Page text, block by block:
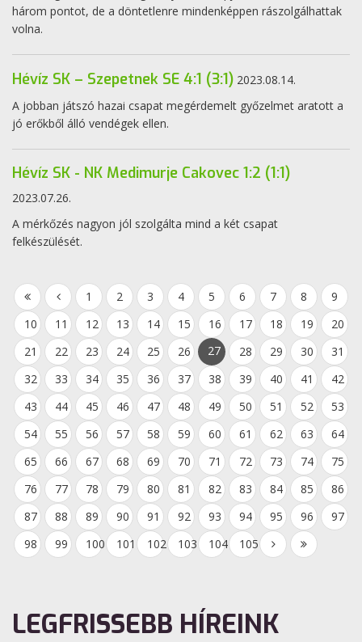
három pontot, de a döntetlenre mindenképpen rászolgálhattak
volna.
Hévíz SK – Szepetnek SE 4:1 (3:1) 2023.08.14.
A jobban játszó hazai csapat megérdemelt győzelmet aratott a
jó erőkből álló vendégek ellen.
Hévíz SK - NK Medimurje Cakovec 1:2 (1:1)
2023.07.26.
A mérkőzés nagyon jól szolgálta mind a két csapat
felkészülését.
1 2 3 4 5 6 7 8
9
10
11 12 13 14 15 16 17 18 19
20
21
22 23 24 25 26 27 28 29 30
31
32
33 34 35 36 37 38 39 40 41
42
43
44 45 46 47 48 49 50 51 52
53
54
55 56 57 58 59 60 61 62 63
64
65
66 67 68 69 70 71 72 73 74
75
76
77 78 79 80 81 82 83 84 85
86
87
88 89 90 91 92 93 94 95 96
97
98
99 100 101 102 103 104 105
LEGFRISSEBB HÍREINK